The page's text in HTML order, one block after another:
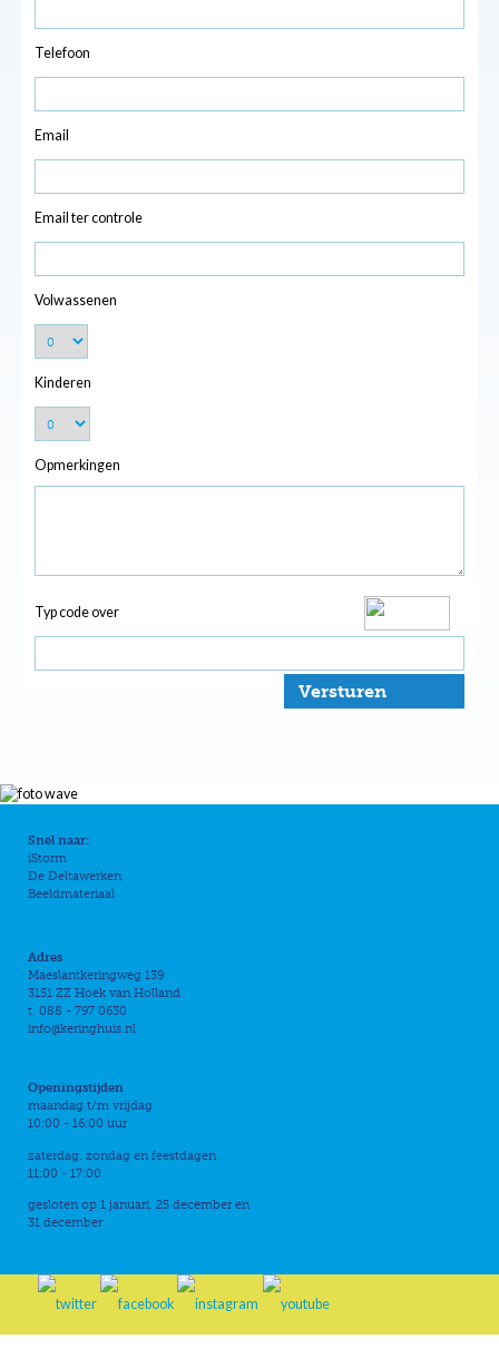
Telefoon
Email
Email ter controle
Volwassenen
Kinderen
Opmerkingen
Typ code over
Versturen
Snel naar:
iStorm
De Deltawerken
Beeldmateriaal
Adres
Maeslantkeringweg 139
3151 ZZ Hoek van Holland
t. 088 - 797 0630
info@keringhuis.nl
Openingstijden
maandag t/m vrijdag
10:00 - 16:00 uur
zaterdag, zondag en feestdagen
11:00 - 17:00
gesloten op 1 januari, 25 december en
31 december